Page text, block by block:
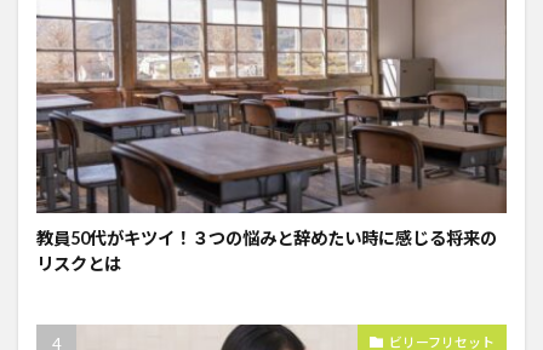
教員50代がキツイ！３つの悩みと辞めたい時に感じる将来の
リスクとは
ビリーフリセット